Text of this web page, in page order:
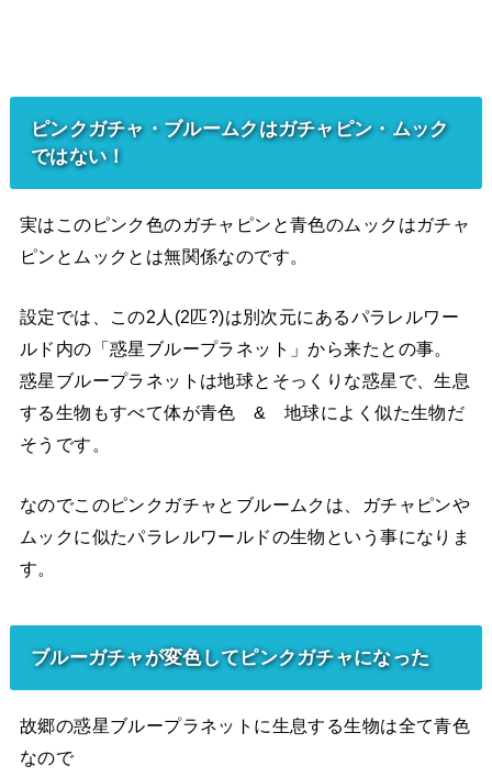
ピンクガチャ・ブルームクはガチャピン・ムック
ではない！
実はこのピンク色のガチャピンと青色のムックはガチャ
ピンとムックとは無関係なのです。
設定では、この2人(2匹?)は別次元にあるパラレルワー
ルド内の「惑星ブループラネット」から来たとの事。
惑星ブループラネットは地球とそっくりな惑星で、生息
する生物もすべて体が青色 & 地球によく似た生物だ
そうです。
なのでこのピンクガチャとブルームクは、ガチャピンや
ムックに似たパラレルワールドの生物という事になりま
す。
ブルーガチャが変色してピンクガチャになった
故郷の惑星ブループラネットに生息する生物は全て青色
なので